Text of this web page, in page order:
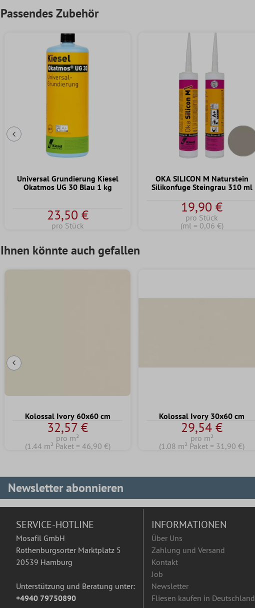
Passendes Zubehör
Vorherige Folie
Universal Grundierung Kiesel
Okatmos UG 30 Blau 1 kg
23,50 €
pro Stück
OKA SILICON M Naturstein
Silikonfuge Steingrau 310 ml
19,90 €
pro Stück
(ml = 0,06 €)
Ihnen könnte auch gefallen
Vorherige Folie
Kolossal Ivory 60x60 cm
32,57 €
pro m²
(1.44 m² Paket = 46,90 €)
Kolossal Ivory 30x60 cm
29,54 €
pro m²
(1.08 m² Paket = 31,90 €)
Newsletter abonnieren
SERVICE-HOTLINE
Mosafil GmbH
Rothenburgsorter Marktplatz 5
20539 Hamburg
Unterstützung und Beratung unter:
+4940 79750890
INFORMATIONEN
Über Uns
Zahlung und Versand
Kontakt
Job
Newsletter
Fliesen kaufen in Deutschland